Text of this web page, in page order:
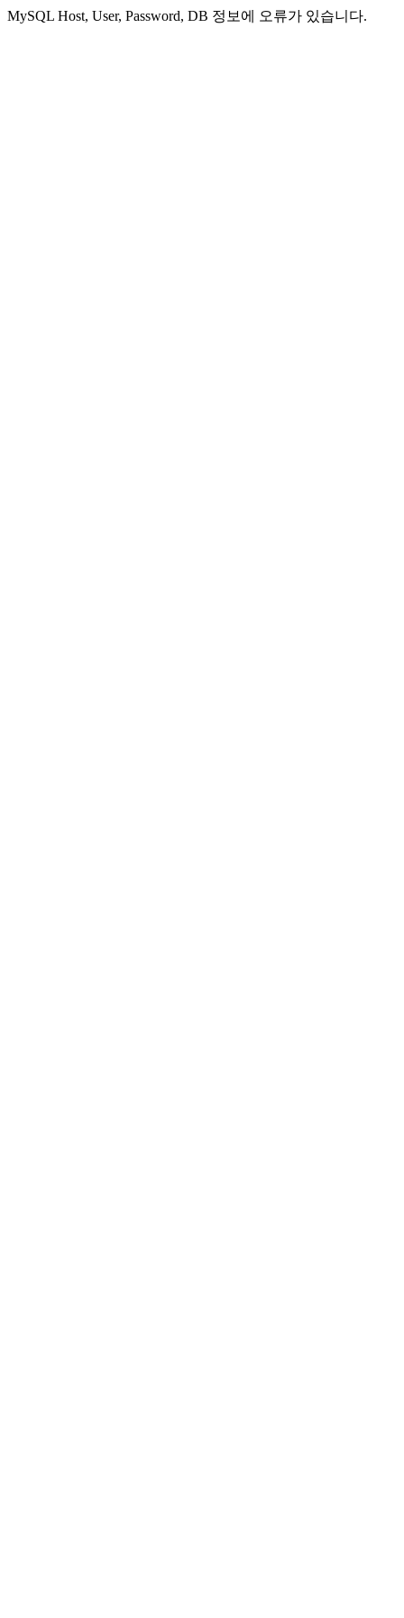
MySQL Host, User, Password, DB 정보에 오류가 있습니다.